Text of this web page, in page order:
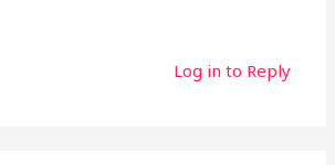
Log in to Reply